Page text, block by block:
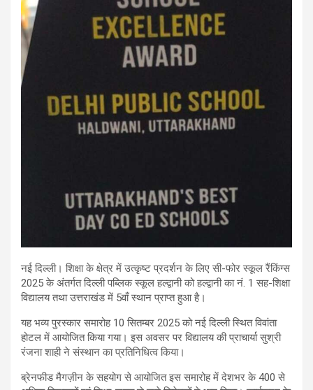
नई दिल्ली। शिक्षा के क्षेत्र में उत्कृष्ट प्रदर्शन के लिए सी-फोर स्कूल रैंकिंग्स
2025 के अंतर्गत दिल्ली पब्लिक स्कूल हल्द्वानी को हल्द्वानी का नं. 1 सह-शिक्षा
विद्यालय तथा उत्तराखंड में 5वाँ स्थान प्राप्त हुआ है।
यह भव्य पुरस्कार समारोह 10 सितम्बर 2025 को नई दिल्ली स्थित विवांता
होटल में आयोजित किया गया। इस अवसर पर विद्यालय की प्राचार्या सुश्री
रंजना शाही ने संस्थान का प्रतिनिधित्व किया।
ब्रेनफीड मैगज़ीन के सहयोग से आयोजित इस समारोह में देशभर के 400 से